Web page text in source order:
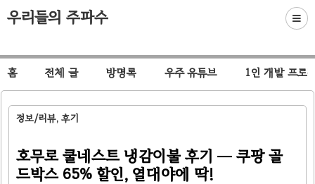
우리들의 주파수
홈 전체 글 방명록 우주 유튜브 1인 개발 프로
정보/리뷰, 후기
호무로 쿨네스트 냉감이불 후기 — 쿠팡 골
드박스 65% 할인, 열대야에 딱!